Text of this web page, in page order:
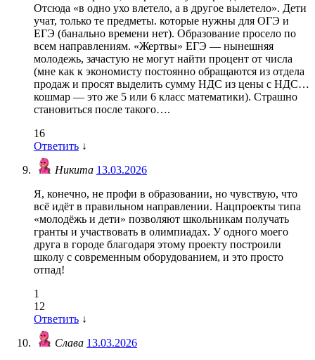
Отсюда «в одно ухо влетело, а в другое вылетело». Дети
учат, только те предметы. которые нужны для ОГЭ и
ЕГЭ (банально времени нет). Образование просело по
всем направлениям. «Жертвы» ЕГЭ — нынешняя
молодежь, зачастую не могут найти процент от числа
(мне как к экономисту постоянно обращаются из отдела
продаж и просят выделить сумму НДС из цены с НДС…
кошмар — это же 5 или 6 класс математики). Страшно
становиться после такого….
16
Ответить ↓
Никита 13.03.2026
Я, конечно, не профи в образовании, но чувствую, что
всё идёт в правильном направлении. Нацпроекты типа
«молодёжь и дети» позволяют школьникам получать
гранты и участвовать в олимпиадах. У одного моего
друга в городе благодаря этому проекту построили
школу с современным оборудованием, и это просто
отпад!
1
12
Ответить ↓
Слава 13.03.2026